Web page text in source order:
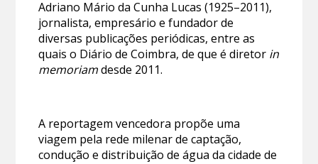
Adriano Mário da Cunha Lucas (1925–2011),
jornalista, empresário e fundador de
diversas publicações periódicas, entre as
quais o Diário de Coimbra, de que é diretor in
memoriamdesde 2011.
A reportagem vencedora propõe uma
viagem pela rede milenar de captação,
condução e distribuição de água da cidade de